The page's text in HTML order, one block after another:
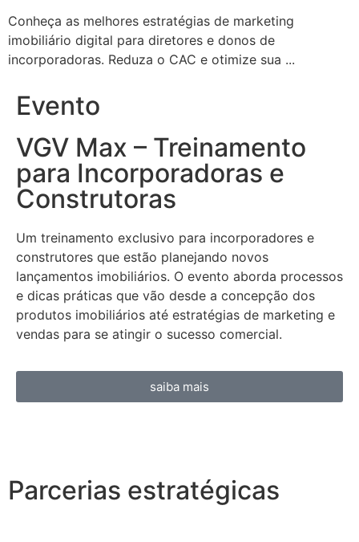
Conheça as melhores estratégias de marketing
imobiliário digital para diretores e donos de
incorporadoras. Reduza o CAC e otimize sua ...
Evento
VGV Max – Treinamento
para Incorporadoras e
Construtoras
Um treinamento exclusivo para incorporadores e
construtores que estão planejando novos
lançamentos imobiliários. O evento aborda processos
e dicas práticas que vão desde a concepção dos
produtos imobiliários até estratégias de marketing e
vendas para se atingir o sucesso comercial.
saiba mais
Parcerias estratégicas